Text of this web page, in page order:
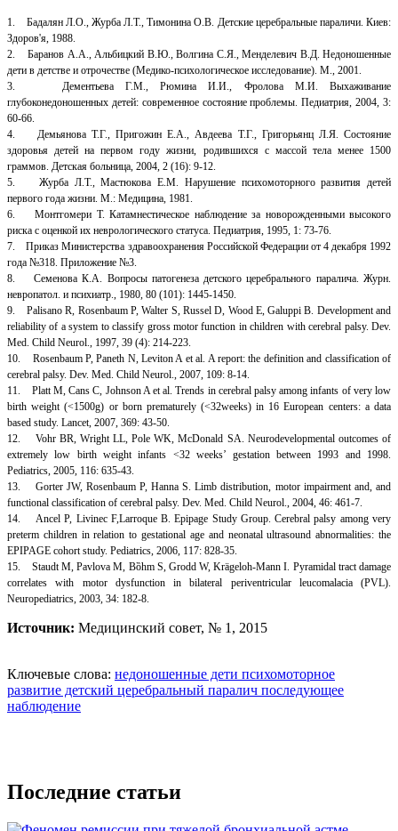
1. Бадалян Л.О., Журба Л.Т., Тимонина О.В. Детские церебральные параличи. Киев:
Здоров'я, 1988.
2. Баранов А.А., Альбицкий В.Ю., Волгина С.Я., Менделевич В.Д. Недоношенные
дети в детстве и отрочестве (Медико-психологическое исследование). М., 2001.
3. Дементьева Г.М., Рюмина И.И., Фролова М.И. Выхаживание
глубоконедоношенных детей: современное состояние проблемы. Педиатрия, 2004, 3:
60-66.
4. Демьянова Т.Г., Пригожин Е.А., Авдеева Т.Г., Григорьянц Л.Я. Состояние
здоровья детей на первом году жизни, родившихся с массой тела менее 1500
граммов. Детская больница, 2004, 2 (16): 9-12.
5. Журба Л.Т., Мастюкова Е.М. Нарушение психомоторного развития детей
первого года жизни. М.: Медицина, 1981.
6. Монтгомери Т. Катамнестическое наблюдение за новорожденными высокого
риска с оценкой их неврологического статуса. Педиатрия, 1995, 1: 73-76.
7. Приказ Министерства здравоохранения Российской Федерации от 4 декабря 1992
года №318. Приложение №3.
8. Семенова К.А. Вопросы патогенеза детского церебрального паралича. Журн.
невропатол. и психиатр., 1980, 80 (101): 1445-1450.
9. Palisano R, Rosenbaum P, Walter S, Russel D, Wood E, Galuppi B. Development and
reliability of a system to classify gross motor function in children with cerebral palsy. Dev.
Med. Child Neurol., 1997, 39 (4): 214-223.
10. Rosenbaum P, Paneth N, Leviton A et al. A report: the definition and classification of
cerebral palsy. Dev. Med. Child Neurol., 2007, 109: 8-14.
11. Platt M, Cans C, Johnson A et al. Trends in cerebral palsy among infants of very low
birth weight (<1500g) or born prematurely (<32weeks) in 16 European centers: a data
based study. Lancet, 2007, 369: 43-50.
12. Vohr BR, Wright LL, Pole WK, McDonald SA. Neurodevelopmental outcomes of
extremely low birth weight infants <32 weeks’ gestation between 1993 and 1998.
Pediatrics, 2005, 116: 635-43.
13. Gorter JW, Rosenbaum P, Hanna S. Limb distribution, motor impairment and, and
functional classification of cerebral palsy. Dev. Med. Child Neurol., 2004, 46: 461-7.
14. Ancel P, Livinec F,Larroque B. Epipage Study Group. Cerebral palsy among very
preterm children in relation to gestational age and neonatal ultrasound abnormalities: the
EPIPAGE cohort study. Pediatrics, 2006, 117: 828-35.
15. Staudt M, Pavlova M, Bȍhm S, Grodd W, Krägeloh-Mann I. Pyramidal tract damage
correlates with motor dysfunction in bilateral periventricular leucomalacia (PVL).
Neuropediatrics, 2003, 34: 182-8.
Источник: Медицинский совет, № 1, 2015
Ключевые слова: недоношенные дети психомоторное
развитие детский церебральный паралич последующее
наблюдение
Последние статьи